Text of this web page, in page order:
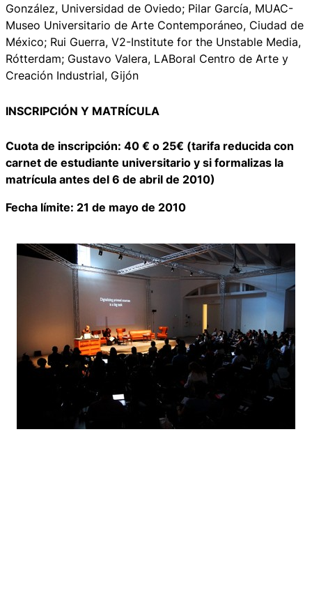
González, Universidad de Oviedo; Pilar García, MUAC-
Museo Universitario de Arte Contemporáneo, Ciudad de
México; Rui Guerra, V2-Institute for the Unstable Media,
Rótterdam; Gustavo Valera, LABoral Centro de Arte y
Creación Industrial, Gijón
INSCRIPCIÓN Y MATRÍCULA
Cuota de inscripción: 40 € o 25€ (tarifa reducida con
carnet de estudiante universitario y si formalizas la
matrícula antes del 6 de abril de 2010)
Fecha límite: 21 de mayo de 2010